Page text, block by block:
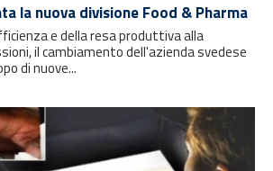
la nuova divisione Food & Pharma
e della resa produttiva alla
il cambiamento dell'azienda svedese
di nuove...